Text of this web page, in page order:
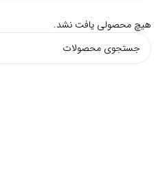
هیچ محصولی یافت نشد.